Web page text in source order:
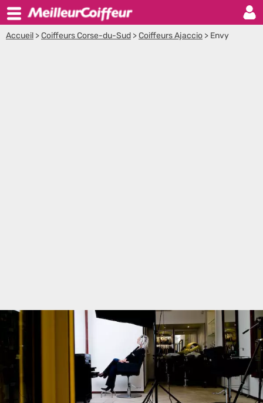
Accueil >Coiffeurs Corse-du-Sud >Coiffeurs Ajaccio > Envy